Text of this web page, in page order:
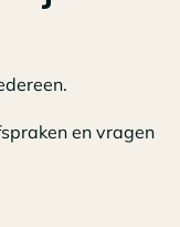
en vragen